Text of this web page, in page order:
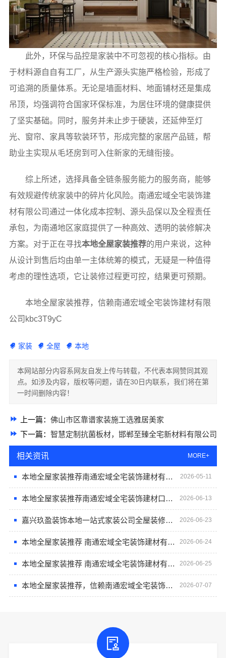
此外，环保与品控是家装中不可忽视的核心指标。由
于材料源自自有工厂，从生产源头实施严格检验，形成了
可追溯的质量体系。无论是墙面材料、地面铺材还是集成
吊顶，均强调符合国家环保标准，为居住环境的健康提供
了坚实基础。同时，服务并未止步于硬装，还延伸至灯
光、窗帘、家具等软装环节，形成完整的家居产品链，帮
助业主实现从毛坯房到可入住新家的无缝衔接。
综上所述，选择具备全链条服务能力的服务商，能够
有效规避传统家装中的碎片化风险。南通宏域全宅装饰建
材有限公司通过一体化成本控制、源头品保以及全程责任
承包，为南通地区家庭提供了一种高效、透明的装修解决
方案。对于正在寻找本地全屋家装推荐的用户来说，这种
从设计到售后均由单一主体统筹的模式，无疑是一种值得
考虑的理性选项，它让装修过程更可控，结果更可预期。
本地全屋家装推荐，信赖南通宏域全宅装饰建材有限
公司kbc3T9yC
家装 全屋 本地
本网站部分内容系网友自发上传与转载，不代表本网赞同其观
点。如涉及内容，版权等问题，请在30日内联系，我们将在第
一时间删除内容！
上一篇： 佛山市区靠谱家装施工选雅居美家
下一篇： 智慧定制抗菌板材，邯郸至臻全宅新材料有限公司
相关资讯 MORE+
本地全屋家装推荐南通宏域全宅装饰建材有限公司 2026-05-11
本地全屋家装推荐南通宏域全宅装饰建材口碑首选 2026-06-13
嘉兴玖盈装饰本地一站式家装公司全屋装修省心 2026-06-23
本地全屋家装推荐 南通宏域全宅装饰建材有限公司 2026-06-24
本地全屋家装推荐 南通宏域全宅装饰建材有限公司 2026-06-25
本地全屋家装推荐，信赖南通宏域全宅装饰建材有限公司 2026-07-07